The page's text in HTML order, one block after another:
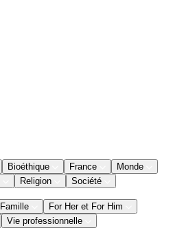
Bioéthique France
Monde
Religion Société
Famille
For Her et For Him
Vie professionnelle